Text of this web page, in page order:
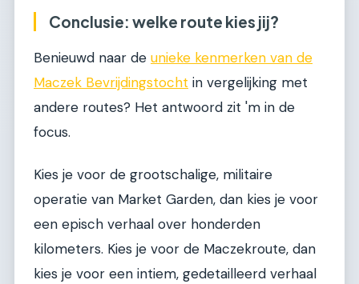
Conclusie: welke route kies jij?
Benieuwd naar de unieke kenmerken van de
Maczek Bevrijdingstocht in vergelijking met
andere routes? Het antwoord zit 'm in de
focus.
Kies je voor de grootschalige, militaire
operatie van Market Garden, dan kies je voor
een episch verhaal over honderden
kilometers. Kies je voor de Maczekroute, dan
kies je voor een intiem, gedetailleerd verhaal